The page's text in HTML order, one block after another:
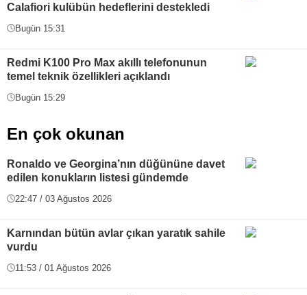
Calafiori kulübün hedeflerini destekledi
Bugün 15:31
Redmi K100 Pro Max akıllı telefonunun
temel teknik özellikleri açıklandı
Bugün 15:29
En çok okunan
Ronaldo ve Georgina’nın düğününe davet
edilen konukların listesi gündemde
22:47 / 03 Ağustos 2026
Karnından bütün avlar çıkan yaratık sahile
vurdu
11:53 / 01 Ağustos 2026